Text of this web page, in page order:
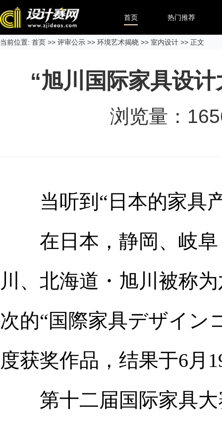
首页 热门推荐
当前位置: 首页 >> 评审公示 >> 环境艺术揭晓 >> 室内设计 >> 正文
“旭川国际家具设
浏览量：
当听到“日本的家具
在日本，静岡、岐阜
川、北海道・旭川被称
次的“国際家具デザイン
度获奖作品，结果于6月
第十二届国际家具大